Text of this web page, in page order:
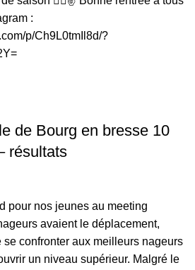
:
p/Ch9L0tmIl8d/?
de Bourg en bresse 10
résultats
pour nos jeunes au meeting
avaient le déplacement,
se confronter aux meilleurs nageurs
un niveau supérieur. Malgré le